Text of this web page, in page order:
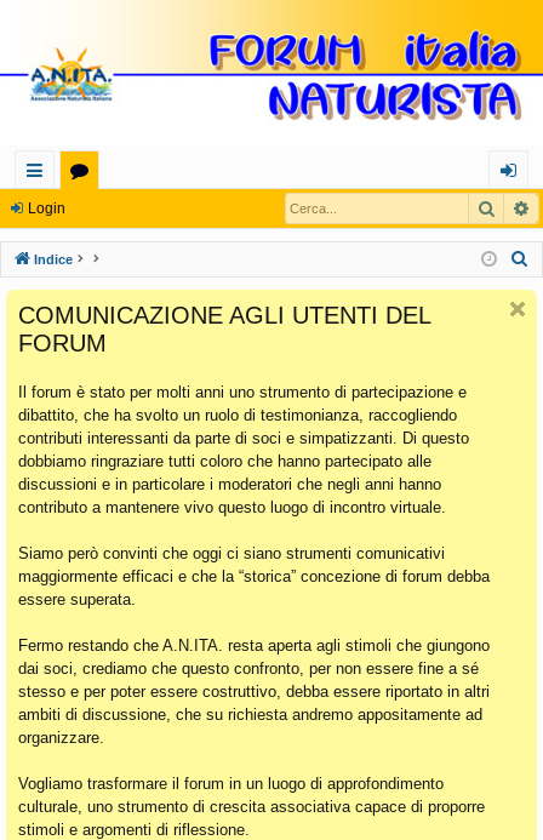
oll
eg
a
m
en
ti
Ra
pi
di
u
m
og
in
Login Cerca
Indice
COMUNICAZIONE AGLI UTENTI DEL
FORUM
Il forum è stato per molti anni uno strumento di partecipazione e
dibattito, che ha svolto un ruolo di testimonianza, raccogliendo
contributi interessanti da parte di soci e simpatizzanti. Di questo
dobbiamo ringraziare tutti coloro che hanno partecipato alle
discussioni e in particolare i moderatori che negli anni hanno
contributo a mantenere vivo questo luogo di incontro virtuale.
Siamo però convinti che oggi ci siano strumenti comunicativi
maggiormente efficaci e che la “storica” concezione di forum debba
essere superata.
Fermo restando che A.N.ITA. resta aperta agli stimoli che giungono
dai soci, crediamo che questo confronto, per non essere fine a sé
stesso e per poter essere costruttivo, debba essere riportato in altri
ambiti di discussione, che su richiesta andremo appositamente ad
organizzare.
Vogliamo trasformare il forum in un luogo di approfondimento
culturale, uno strumento di crescita associativa capace di proporre
stimoli e argomenti di riflessione.